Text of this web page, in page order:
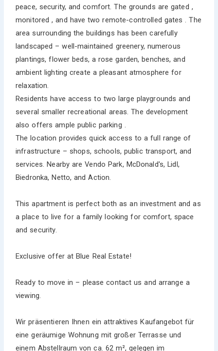
peace, security, and comfort. The grounds are gated ,
monitored , and have two remote-controlled gates . The
area surrounding the buildings has been carefully
landscaped – well-maintained greenery, numerous
plantings, flower beds, a rose garden, benches, and
ambient lighting create a pleasant atmosphere for
relaxation.
Residents have access to two large playgrounds and
several smaller recreational areas. The development
also offers ample public parking .
The location provides quick access to a full range of
infrastructure – shops, schools, public transport, and
services. Nearby are Vendo Park, McDonald's, Lidl,
Biedronka, Netto, and Action.
This apartment is perfect both as an investment and as
a place to live for a family looking for comfort, space
and security.
Exclusive offer at Blue Real Estate!
Ready to move in – please contact us and arrange a
viewing.
Wir präsentieren Ihnen ein attraktives Kaufangebot für
eine geräumige Wohnung mit großer Terrasse und
einem Abstellraum von ca. 62 m², gelegen im